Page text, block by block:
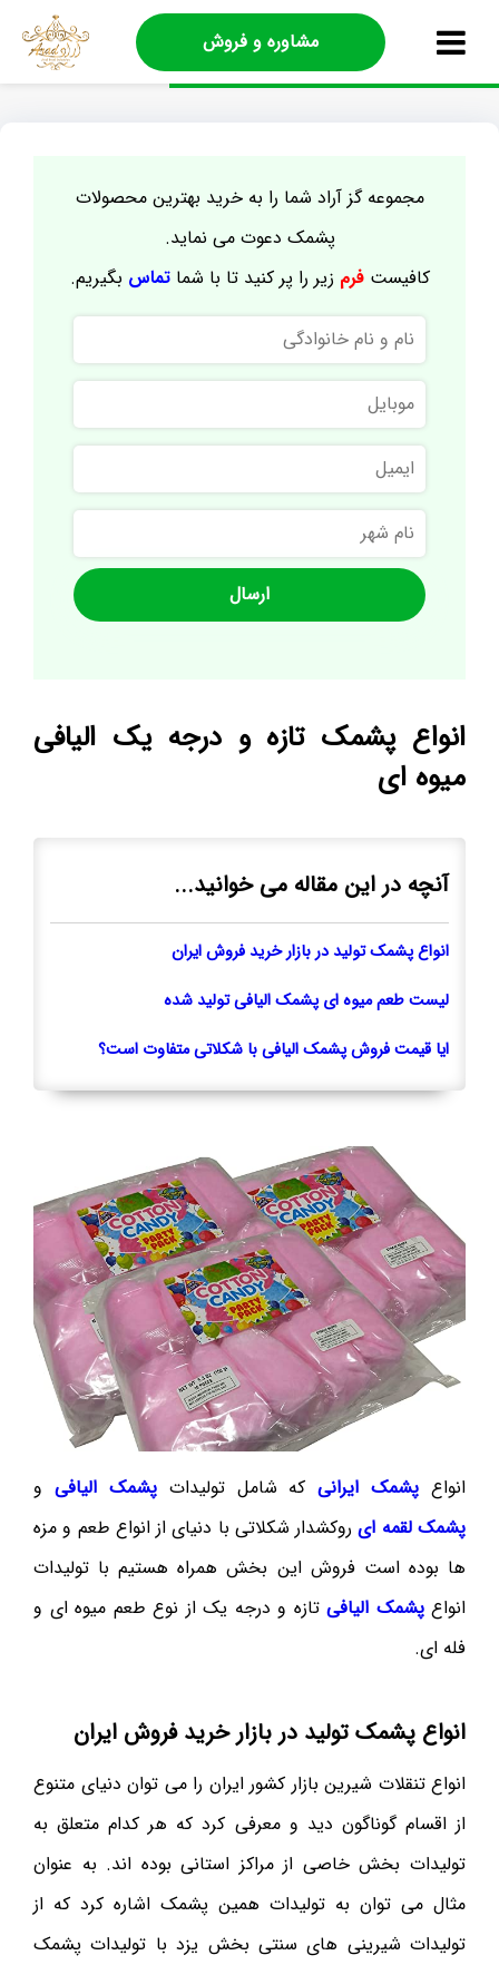
مشاوره و فروش
مجموعه گز آراد شما را به خرید بهترین محصولات
پشمک دعوت می نماید.
کافیستفرم زیر را پر کنید تا با شماتماس بگیریم.
نام
و
نام
خانوادگی
موبایل
ایمیل
نام
شهر
انواع پشمک تازه و درجه یک الیافی
میوه ای
آنچه در این مقاله می خوانید...
انواع پشمک تولید در بازار خرید فروش ایران
لیست طعم میوه ای پشمک الیافی تولید شده
ایا قیمت فروش پشمک الیافی با شکلاتی متفاوت است؟
انواع پشمک ایرانیکه شامل تولیداتپشمک الیافی و
پشمک لقمه ایروکشدار شکلاتی با دنیای از انواع طعم و مزه
ها بوده است فروش این بخش همراه هستیم با تولیدات
انواعپشمک الیافی تازه و درجه یک از نوع طعم میوه ای و
فله ای.
انواع پشمک تولید در بازار خرید فروش ایران
انواع تنقلات شیرین بازار کشور ایران را می توان دنیای متنوع
از اقسام گوناگون دید و معرفی کرد که هر کدام متعلق به
تولیدات بخش خاصی از مراکز استانی بوده اند. به عنوان
مثال می توان به تولیدات همین پشمک اشاره کرد که از
تولیدات شیرینی های سنتی بخش یزد با تولیدات پشمک